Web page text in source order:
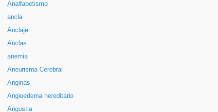
Analfabetismo
ancla
Anclaje
Anclas
anemia
Aneurisma Cerebral
Anginas
Angioedema hereditario
Angustia